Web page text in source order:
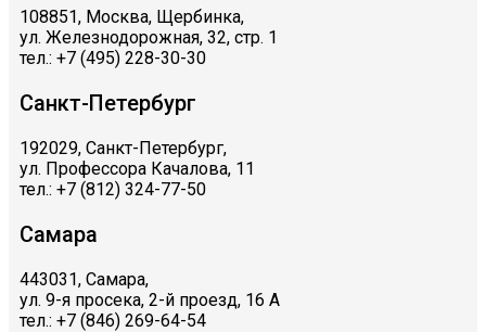
108851, Москва, Щербинка,
ул. Железнодорожная, 32, стр. 1
тел.: +7 (495) 228-30-30
Санкт-Петербург
192029, Санкт-Петербург,
ул. Профессора Качалова, 11
тел.: +7 (812) 324-77-50
Самара
443031, Самара,
ул. 9-я просека, 2-й проезд, 16 А
тел.: +7 (846) 269-64-54